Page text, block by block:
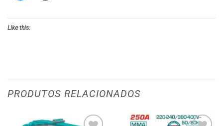
Like this:
PRODUTOS RELACIONADOS